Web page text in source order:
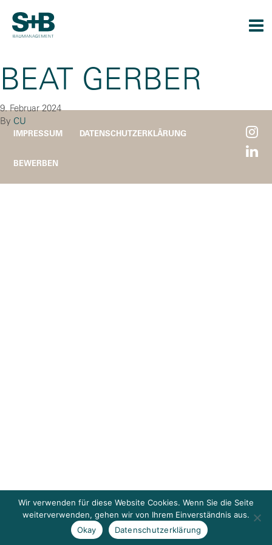
BEAT GERBER
9. Februar 2024
By CU
IMPRESSUM DATENSCHUTZERKLÄRUNG
BEWERBEN
Wir verwenden für diese Website Cookies. Wenn Sie die Seite
weiterverwenden, gehen wir von Ihrem Einverständnis aus.
Okay
Datenschutzerklärung